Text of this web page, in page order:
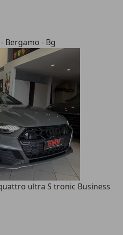
Bergamo - Bg
ultra S tronic Business